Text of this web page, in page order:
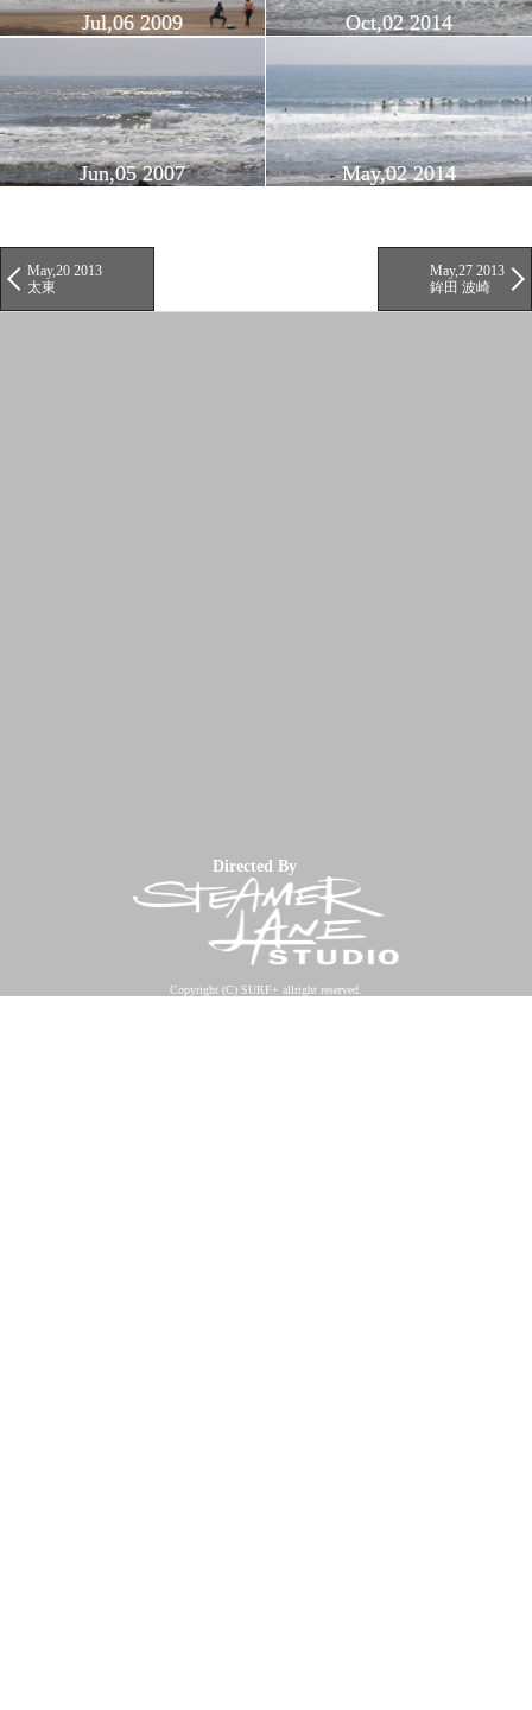
Jul,06 2009 Oct,02 2014
Jun,05 2007 May,02 2014
May,20 2013
太東
May,27 2013
鉾田 波崎
Directed By
Copyright (C) SURF+ allright reserved.